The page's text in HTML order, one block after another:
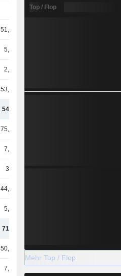
51,1 Mio.
5,1 Mio.
2,4 Mio.
53,8 Mio.
547 Mio.
75,2 Mio.
7,4 Mio.
30 Mio.
44,1 Mio.
5,7 Mio.
710 Mio.
50,6 Mio. 50,6 Mio. 50,6 Mio.
7,6 Mio.
Top / Flop
Mehr Top / Flop